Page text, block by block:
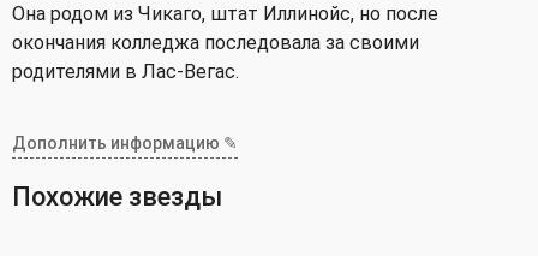
Она родом из Чикаго, штат Иллинойс, но после
окончания колледжа последовала за своими
родителями в Лас-Вегас.
Дополнить информацию ✎
Похожие звезды